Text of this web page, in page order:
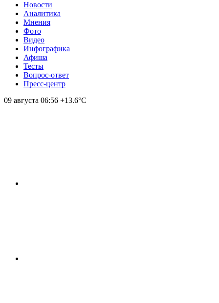
Новости
Аналитика
Мнения
Фото
Видео
Инфографика
Афиша
Тесты
Вопрос-ответ
Пресс-центр
09 августа 06:56 +13.6°С